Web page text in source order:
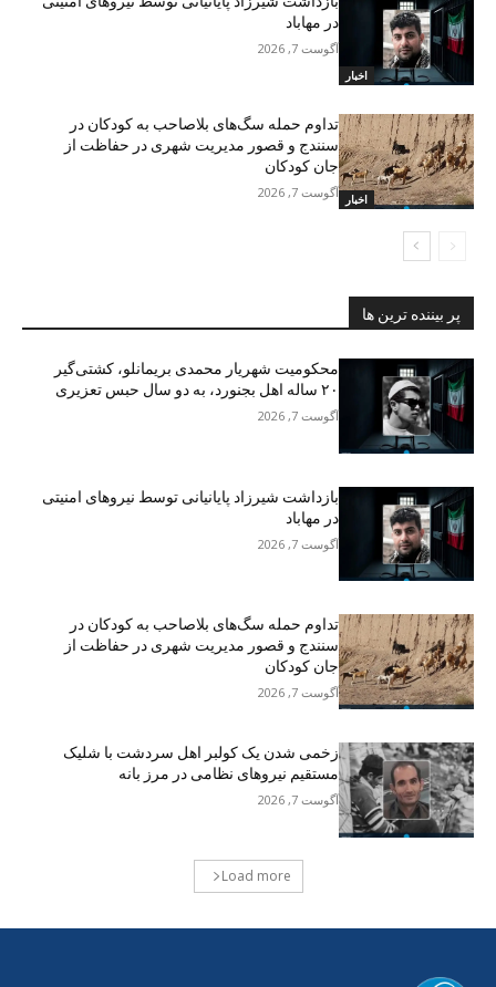
اخبار
در مهاباد
آگوست 7, 2026
اخبار
تداوم حمله سگ‌های بلاصاحب به کودکان در
سنندج و قصور مدیریت شهری در حفاظت از
جان کودکان
آگوست 7, 2026
پر بیننده ترین ها
محکومیت شهریار محمدی بریمانلو، کشتی‌گیر
۲۰ ساله اهل بجنورد، به دو سال حبس تعزیری
آگوست 7, 2026
بازداشت شیرزاد پایانیانی توسط نیروهای امنیتی
در مهاباد
آگوست 7, 2026
تداوم حمله سگ‌های بلاصاحب به کودکان در
سنندج و قصور مدیریت شهری در حفاظت از
جان کودکان
آگوست 7, 2026
زخمی شدن یک کولبر اهل سردشت با شلیک
مستقیم نیروهای نظامی در مرز بانه
آگوست 7, 2026
Load more